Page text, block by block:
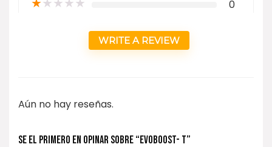
0
WRITE A REVIEW
Aún no hay reseñas.
Se el primero en opinar sobre “EVOBOOST- T”